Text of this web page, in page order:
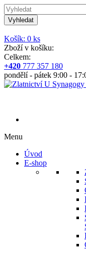
Vyhledat
Košík: 0 ks
Zboží v košíku:
Celkem:
+420 777 357 180
pondělí - pátek 9:00 -
Menu
Úvod
E-shop